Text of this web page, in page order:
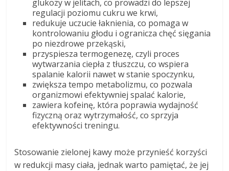
glukozy w jelitach, co prowadzi do lepszej
regulacji poziomu cukru we krwi,
redukuje uczucie łaknienia, co pomaga w
kontrolowaniu głodu i ogranicza chęć sięgania
po niezdrowe przekąski,
przyspiesza termogenezę, czyli proces
wytwarzania ciepła z tłuszczu, co wspiera
spalanie kalorii nawet w stanie spoczynku,
zwiększa tempo metabolizmu, co pozwala
organizmowi efektywniej spalać kalorie,
zawiera kofeinę, która poprawia wydajność
fizyczną oraz wytrzymałość, co sprzyja
efektywności treningu.
Stosowanie zielonej kawy może przynieść korzyści
w redukcji masy ciała, jednak warto pamiętać, że jej